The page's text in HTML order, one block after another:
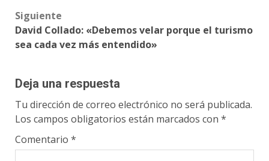
Siguiente
David Collado: «Debemos velar porque el turismo
sea cada vez más entendido»
Deja una respuesta
Tu dirección de correo electrónico no será publicada.
Los campos obligatorios están marcados con *
Comentario *